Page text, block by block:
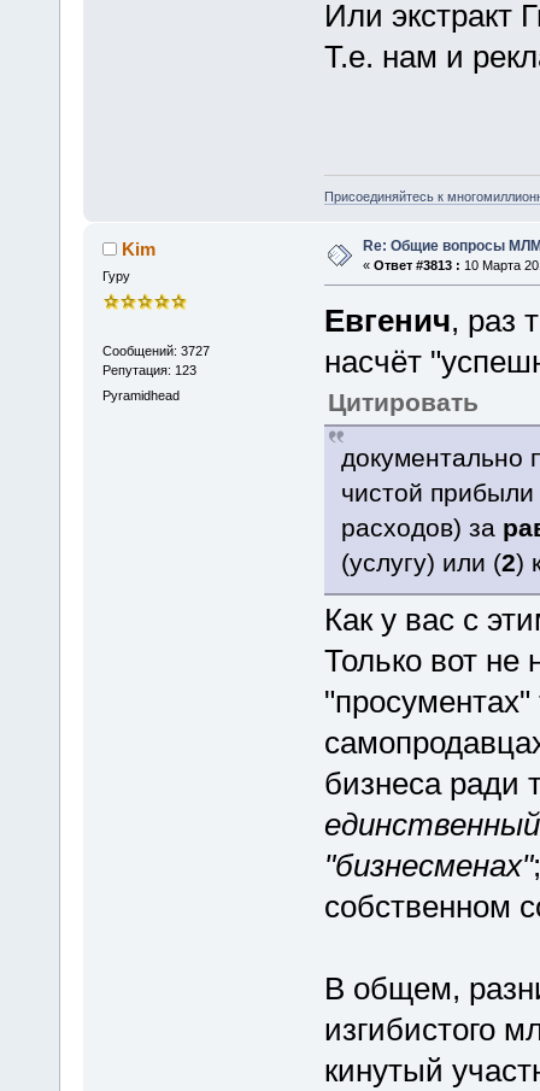
Или экстракт
Т.е. нам и
Присоединяйтесь к
Kim
Гуру
Сообщений: 3727
Репутация: 123
Pyramidhead
Re: Общие вопросы
« Ответ #3813 : 10 Марта
Евгенич, раз
насчёт
Цитировать
документально
чистой
расходов) за
(услугу) или (2)
Как у вас с
Только вот не
бизнеса ради
"бизнесменах"
собственном
В общем,
изгибистого
кинутый